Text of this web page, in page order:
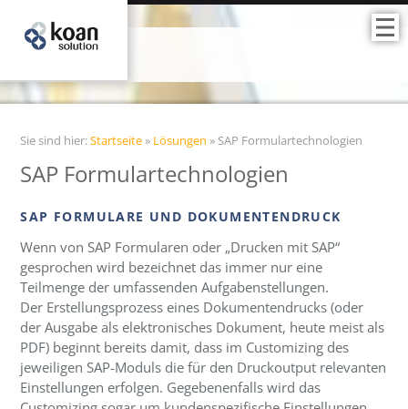
Sie sind hier:Startseite » Lösungen » SAP Formulartechnologien
SAP Formulartechnologien
SAP FORMULARE UND DOKUMENTENDRUCK
Wenn von SAP Formularen oder „Drucken mit SAP“
gesprochen wird bezeichnet das immer nur eine
Teilmenge der umfassenden Aufgabenstellungen.
Der Erstellungsprozess eines Dokumentendrucks (oder
der Ausgabe als elektronisches Dokument, heute meist als
PDF) beginnt bereits damit, dass im Customizing des
jeweiligen SAP-Moduls die für den Druckoutput relevanten
Einstellungen erfolgen. Gegebenenfalls wird das